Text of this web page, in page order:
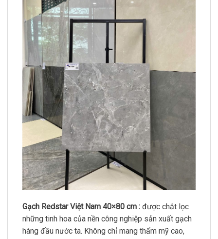
Gạch Redstar Việt Nam 40×80 cm : được chắt lọc
những tinh hoa của nền công nghiệp sản xuất gạch
hàng đầu nước ta. Không chỉ mang thẩm mỹ cao,